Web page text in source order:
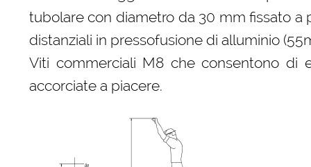
tubolare con diametro da 30 mm fissato a
distanziali in pressofusione di alluminio
Viti commerciali M8 che consentono di
accorciate a piacere.